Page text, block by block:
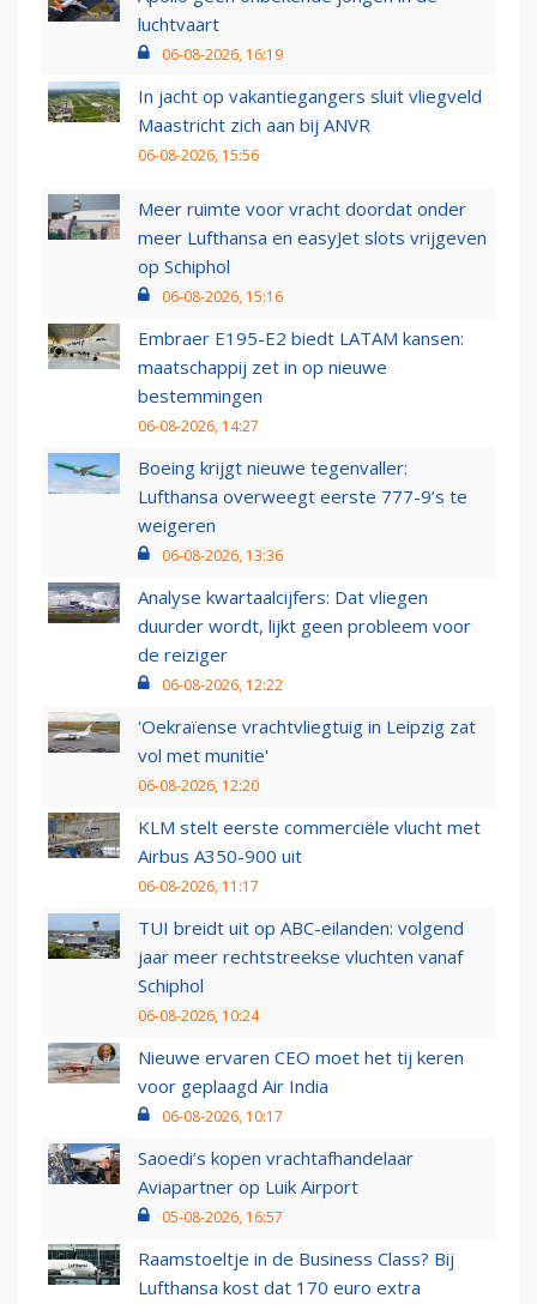
luchtvaart
06-08-2026, 16:19
In jacht op vakantiegangers sluit vliegveld
Maastricht zich aan bij ANVR
06-08-2026, 15:56
Meer ruimte voor vracht doordat onder
meer Lufthansa en easyJet slots vrijgeven
op Schiphol
06-08-2026, 15:16
Embraer E195-E2 biedt LATAM kansen:
maatschappij zet in op nieuwe
bestemmingen
06-08-2026, 14:27
Boeing krijgt nieuwe tegenvaller:
Lufthansa overweegt eerste 777-9’s te
weigeren
06-08-2026, 13:36
Analyse kwartaalcijfers: Dat vliegen
duurder wordt, lijkt geen probleem voor
de reiziger
06-08-2026, 12:22
'Oekraïense vrachtvliegtuig in Leipzig zat
vol met munitie'
06-08-2026, 12:20
KLM stelt eerste commerciële vlucht met
Airbus A350-900 uit
06-08-2026, 11:17
TUI breidt uit op ABC-eilanden: volgend
jaar meer rechtstreekse vluchten vanaf
Schiphol
06-08-2026, 10:24
Nieuwe ervaren CEO moet het tij keren
voor geplaagd Air India
06-08-2026, 10:17
Saoedi’s kopen vrachtafhandelaar
Aviapartner op Luik Airport
05-08-2026, 16:57
Raamstoeltje in de Business Class? Bij
Lufthansa kost dat 170 euro extra